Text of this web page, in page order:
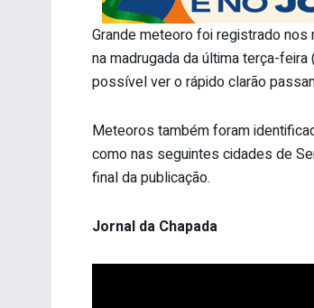
Grande meteoro foi registrado nos
na madrugada da última terça-feira
possível ver o rápido clarão
Meteoros também foram
como nas seguintes cidades de
final da publicação.
Jornal da Chapada